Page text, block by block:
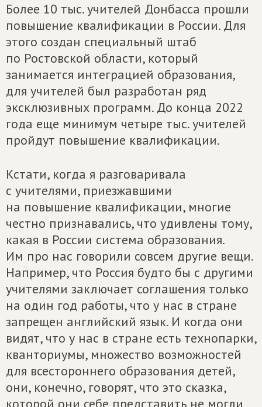
Более 10 тыс. учителей Донбасса прошли
повышение квалификации в России. Для
этого создан специальный штаб
по Ростовской области, который
занимается интеграцией образования,
для учителей был разработан ряд
эксклюзивных программ. До конца 2022
года еще минимум четыре тыс. учителей
пройдут повышение квалификации.
Кстати, когда я разговаривала
с учителями, приезжавшими
на повышение квалификации, многие
честно признавались, что удивлены тому,
какая в России система образования.
Им про нас говорили совсем другие вещи.
Например, что Россия будто бы с другими
учителями заключает соглашения только
на один год работы, что у нас в стране
запрещен английский язык. И когда они
видят, что у нас в стране есть технопарки,
кванториумы, множество возможностей
для всестороннего образования детей,
они, конечно, говорят, что это сказка,
которой они себе представить не могли.